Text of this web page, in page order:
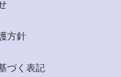
方針
づく表記